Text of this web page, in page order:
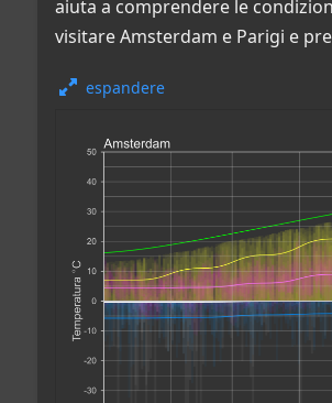
aiuta a comprendere le
visitare Amsterdam e Parigi e
espandere